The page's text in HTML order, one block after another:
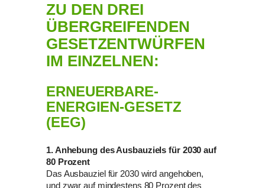
ZU DEN DREI
ÜBERGREIFENDEN
GESETZENTWÜRFEN
IM EINZELNEN:
ERNEUERBARE-
ENERGIEN-GESETZ
(EEG)
1. Anhebung des Ausbauziels für 2030 auf
80 Prozent
Das Ausbauziel für 2030 wird angehoben,
und zwar auf mindestens 80 Prozent des